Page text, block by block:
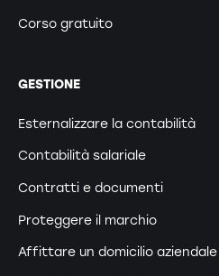
Corso gratuito
GESTIONE
Esternalizzare la contabilità
Contabilità salariale
Contratti e documenti
Proteggere il marchio
Affittare un domicilio aziendale